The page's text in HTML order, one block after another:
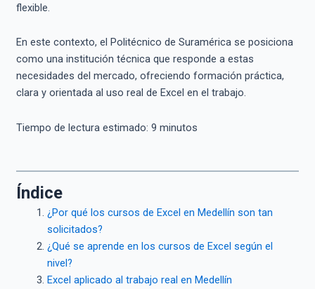
flexible.
En este contexto, el Politécnico de Suramérica se posiciona
como una institución técnica que responde a estas
necesidades del mercado, ofreciendo formación práctica,
clara y orientada al uso real de Excel en el trabajo.
Tiempo de lectura estimado: 9 minutos
Índice
¿Por qué los cursos de Excel en Medellín son tan
solicitados?
¿Qué se aprende en los cursos de Excel según el
nivel?
Excel aplicado al trabajo real en Medellín